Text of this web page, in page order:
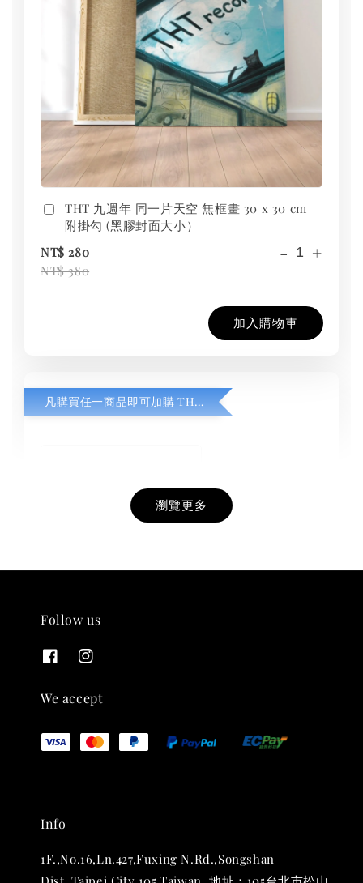
THT 九週年 同一片天空 無框畫 30 x 30 cm
附掛勾 (黑膠封面大小）
NT$ 280
NT$ 380
- +
加入購物車
凡購買任一商品即可加購 THT 九週年紀念 T-shirt
THT 九週年紀念 T-shirt
NT$ 880
加入購物車
瀏覽更多
Follow us
We accept
Info
1F.,No.16,Ln.427,Fuxing N.Rd.,Songshan